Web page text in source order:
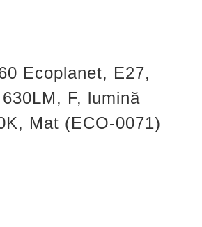
Ecoplanet, E27,
F, lumină
Mat (ECO-0071)